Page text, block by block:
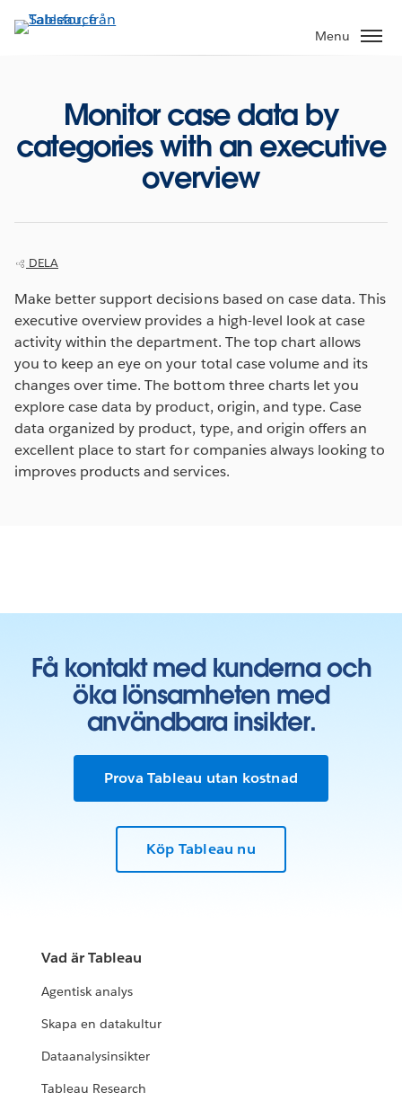
vidare
Menu
Monitor case data by
categories with an executive
overview
DELA
Make better support decisions based on case data. This
executive overview provides a high-level look at case
activity within the department. The top chart allows
you to keep an eye on your total case volume and its
changes over time. The bottom three charts let you
explore case data by product, origin, and type. Case
data organized by product, type, and origin offers an
excellent place to start for companies always looking to
improves products and services.
Få kontakt med kunderna och
öka lönsamheten med
användbara insikter.
Prova Tableau utan kostnad
Köp Tableau nu
Vad är Tableau
Agentisk analys
Skapa en datakultur
Dataanalysinsikter
Tableau Research